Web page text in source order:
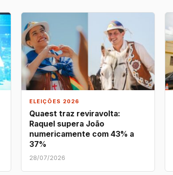
ELEIÇÕES 2026
Quaest traz reviravolta:
Raquel supera João
numericamente com 43% a
37%
28/07/2026